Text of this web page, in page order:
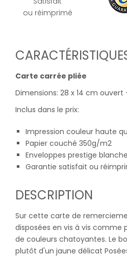
ou réimprimé
Carte carrée pliée
Dimensions: 28 x 14 cm ouvert
Inclus dans le prix:
Impression couleur haute
Papier couché 350g/m2
Enveloppes prestige
Garantie satisfait ou
DESCRIPTION
Sur cette carte de
disposées en vis à vis comme
de couleurs chatoyantes. Le
plutôt d'un jaune délicat